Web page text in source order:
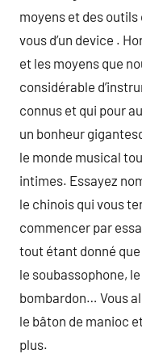
moyens et des
vous d’un device .
et les moyens que
considérable
connus et qui pour
un bonheur
le monde musical
intimes. Essayez
le chinois qui vous
commencer par
tout étant donné
le soubassophone,
bombardon… Vous
le bâton de manioc
plus.